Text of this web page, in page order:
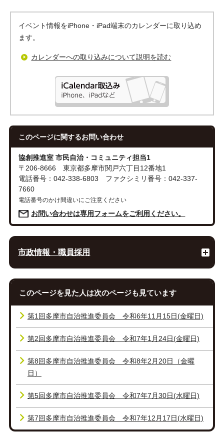
イベント情報をiPhone・iPad端末のカレンダーに取り込め
ます。
カレンダーへの取り込みについて説明を読む
このページに関するお問い合わせ
協創推進室 市民自治・コミュニティ担当1
〒206-8666 東京都多摩市関戸六丁目12番地1
電話番号：042-338-6803 ファクシミリ番号：042-337-
7660
電話番号のかけ間違いにご注意ください
お問い合わせは専用フォームをご利用ください。
市政情報・職員採用
このページを見た人は次のページも見ています
第1回多摩市自治推進委員会 令和6年11月15日(金曜日)
第2回多摩市自治推進委員会 令和7年1月24日(金曜日)
第8回多摩市自治推進委員会 令和8年2月20日（金曜
日）
第5回多摩市自治推進委員会 令和7年7月30日(水曜日)
第7回多摩市自治推進委員会 令和7年12月17日(水曜日)